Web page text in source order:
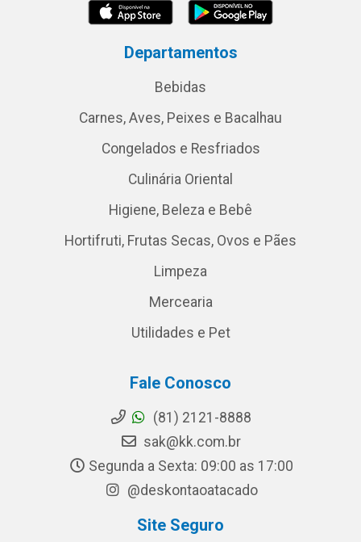
Departamentos
Bebidas
Carnes, Aves, Peixes e Bacalhau
Congelados e Resfriados
Culinária Oriental
Higiene, Beleza e Bebê
Hortifruti, Frutas Secas, Ovos e Pães
Limpeza
Mercearia
Utilidades e Pet
Fale Conosco
(81) 2121-8888
sak@kk.com.br
Segunda a Sexta: 09:00 as 17:00
@deskontaoatacado
Site Seguro